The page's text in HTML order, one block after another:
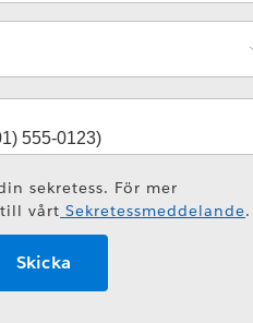
sekretess. För mer
vårt Sekretessmeddelande.